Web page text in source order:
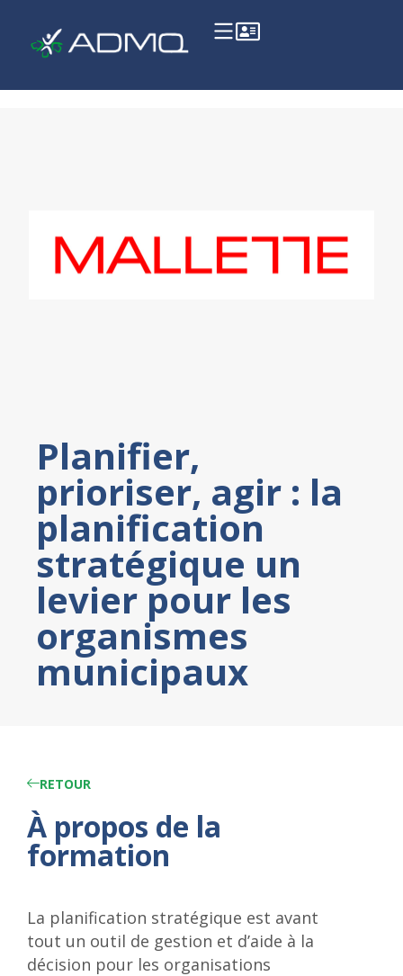
Planifier,
prioriser, agir : la
planification
stratégique un
levier pour les
organismes
municipaux
RETOUR
À propos de la
formation
La planification stratégique est avant
tout un outil de gestion et d’aide à la
décision pour les organisations